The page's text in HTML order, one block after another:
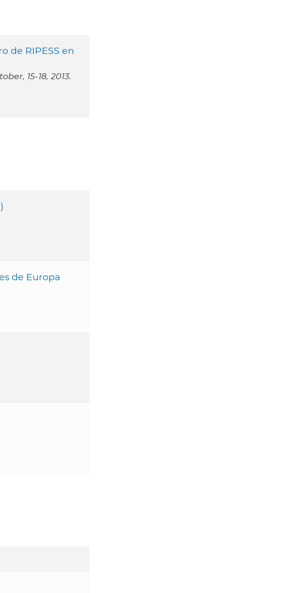
de RIPESS en
15-18, 2013.
de Europa